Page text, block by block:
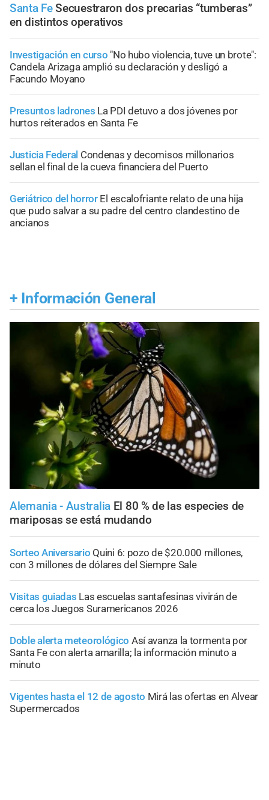
Santa Fe Secuestraron dos precarias “tumberas”
en distintos operativos
Investigación en curso "No hubo violencia, tuve un brote":
Candela Arizaga amplió su declaración y desligó a
Facundo Moyano
Presuntos ladrones La PDI detuvo a dos jóvenes por
hurtos reiterados en Santa Fe
Justicia Federal Condenas y decomisos millonarios
sellan el final de la cueva financiera del Puerto
Geriátrico del horror El escalofriante relato de una hija
que pudo salvar a su padre del centro clandestino de
ancianos
+ Información General
Alemania - Australia El 80 % de las especies de
mariposas se está mudando
Sorteo Aniversario Quini 6: pozo de $20.000 millones,
con 3 millones de dólares del Siempre Sale
Visitas guiadas Las escuelas santafesinas vivirán de
cerca los Juegos Suramericanos 2026
Doble alerta meteorológico Así avanza la tormenta por
Santa Fe con alerta amarilla; la información minuto a
minuto
Vigentes hasta el 12 de agosto Mirá las ofertas en Alvear
Supermercados